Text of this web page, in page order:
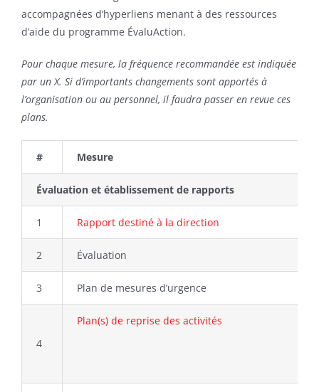
Search
For:
accompagnées d’hyperliens menant à des ressources
d’aide du programme ÉvaluAction.
Pour chaque mesure, la fréquence recommandée est indiquée
par un X. Si d’importants changements sont apportés à
l’organisation ou au personnel, il faudra passer en revue ces
plans.
# Mesure
Évaluation et établissement de rapports
1 Rapport destiné à la direction
2 Évaluation
3 Plan de mesures d’urgence
4
Plan(s) de reprise des activités